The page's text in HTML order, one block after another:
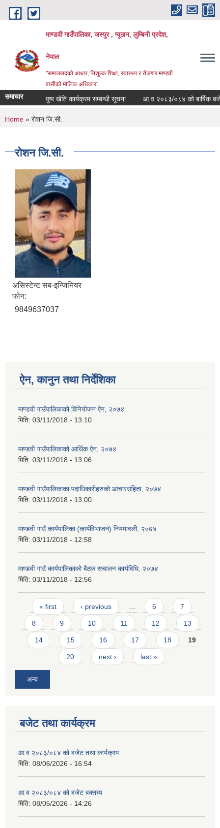
Skip to main content
माण्डवी गाउँपालिका, जस्पुर , प्यूठान, लुम्बिनी प्रदेश,
नेपाल
"समाजबादको आधार, निशुल्क शिक्षा, स्वास्थ्य र रोजगार माण्डवी
बासीको मौलिक अधिकार"
समाचार पुष्प खेति कार्यक्रम सम्बन्धी सूचना आ.व २०८३/०८४ को बार्षिक बजेट
You are here
Home » रोशन जि.सी.
रोशन जि.सी.
असिस्टेन्ट सब-इन्जिनियर
फोन:
9849637037
ऐन, कानुन तथा निर्देशिका
माण्डवी गाउँपालिकाको विनियोजन ऐन, २०७४
मिति: 03/11/2018 - 13:10
माण्डवी गाउँपालिकाको आर्थिक ऐन, २०७४
मिति: 03/11/2018 - 13:06
माण्डवी गाउँपालिकाका पदाधिकारीहरुको आचारसंहिता, २०७४
मिति: 03/11/2018 - 13:00
माण्डवी गाउँ कार्यपालिका (कार्यविभाजन) नियमावली, २०७४
मिति: 03/11/2018 - 12:58
माण्डवी गाउँ कार्यपालिकाको बैठक स‌चालन कार्यविधि, २०७४
मिति: 03/11/2018 - 12:56
Pages
« first ‹ previous 6 7
8 9 10 11 12 13
14 15 16 17 18 19
20 next › last »
अन्य
बजेट तथा कार्यक्रम
आ.व २०८३/०८४ को बजेट तथा कार्यक्रम
मिति: 08/06/2026 - 16:54
आ.व २०८३/०८४ को बजेट बक्तब्य
मिति: 08/05/2026 - 14:26